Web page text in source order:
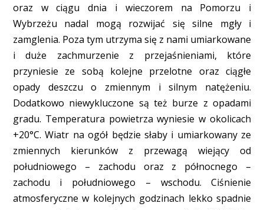
oraz w ciągu dnia i wieczorem na Pomorzu i
Wybrzeżu nadal mogą rozwijać się silne mgły i
zamglenia. Poza tym utrzyma się z nami umiarkowane
i duże zachmurzenie z przejaśnieniami, które
przyniesie ze sobą kolejne przelotne oraz ciągłe
opady deszczu o zmiennym i silnym natężeniu.
Dodatkowo niewykluczone są też burze z opadami
gradu. Temperatura powietrza wyniesie w okolicach
+20°C. Wiatr na ogół będzie słaby i umiarkowany ze
zmiennych kierunków z przewagą wiejący od
południowego – zachodu oraz z północnego –
zachodu i południowego – wschodu. Ciśnienie
atmosferyczne w kolejnych godzinach lekko spadnie